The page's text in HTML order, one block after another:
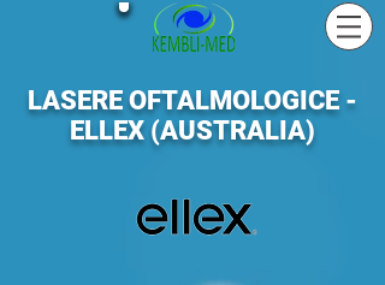
LASERE OFTALMOLOGICE -
ELLEX (AUSTRALIA)